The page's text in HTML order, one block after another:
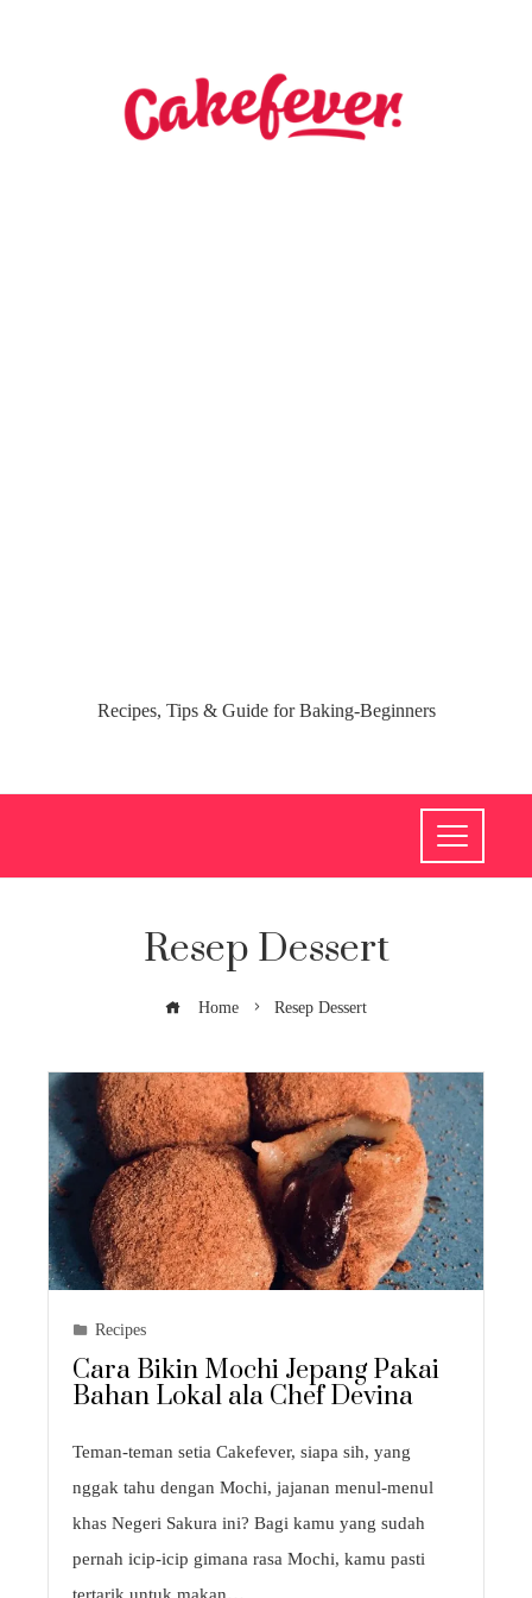
Recipes, Tips & Guide for Baking-Beginners
Resep Dessert
Home Resep Dessert
Recipes
Cara Bikin Mochi Jepang Pakai
Bahan Lokal ala Chef Devina
Teman-teman setia Cakefever, siapa sih, yang
nggak tahu dengan Mochi, jajanan menul-menul
khas Negeri Sakura ini? Bagi kamu yang sudah
pernah icip-icip gimana rasa Mochi, kamu pasti